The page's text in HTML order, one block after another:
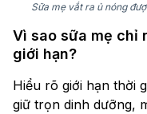
Sữa mẹ vắt ra ủ nóng
Vì sao sữa mẹ chỉ
giới hạn?
Hiểu rõ giới hạn thời
giữ trọn dinh dưỡng,